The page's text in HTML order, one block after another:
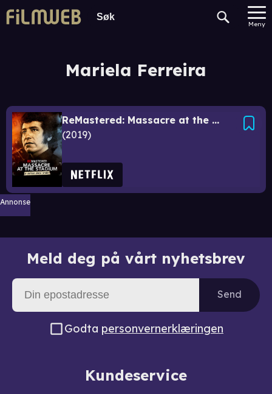
Meny
Mariela Ferreira
ReMastered: Massacre at the Stadium
2019
Annonse
Meld deg på vårt nyhetsbrev
Send
Godta personvernerklæringen
Kundeservice